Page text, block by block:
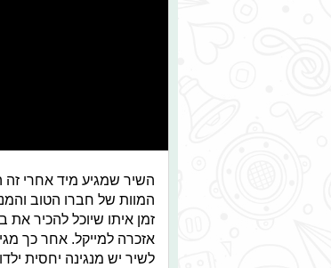
המוות של חברו הטוב
זמן איתו שיוכל להכיר את
לשיר יש מנגינה יחסית